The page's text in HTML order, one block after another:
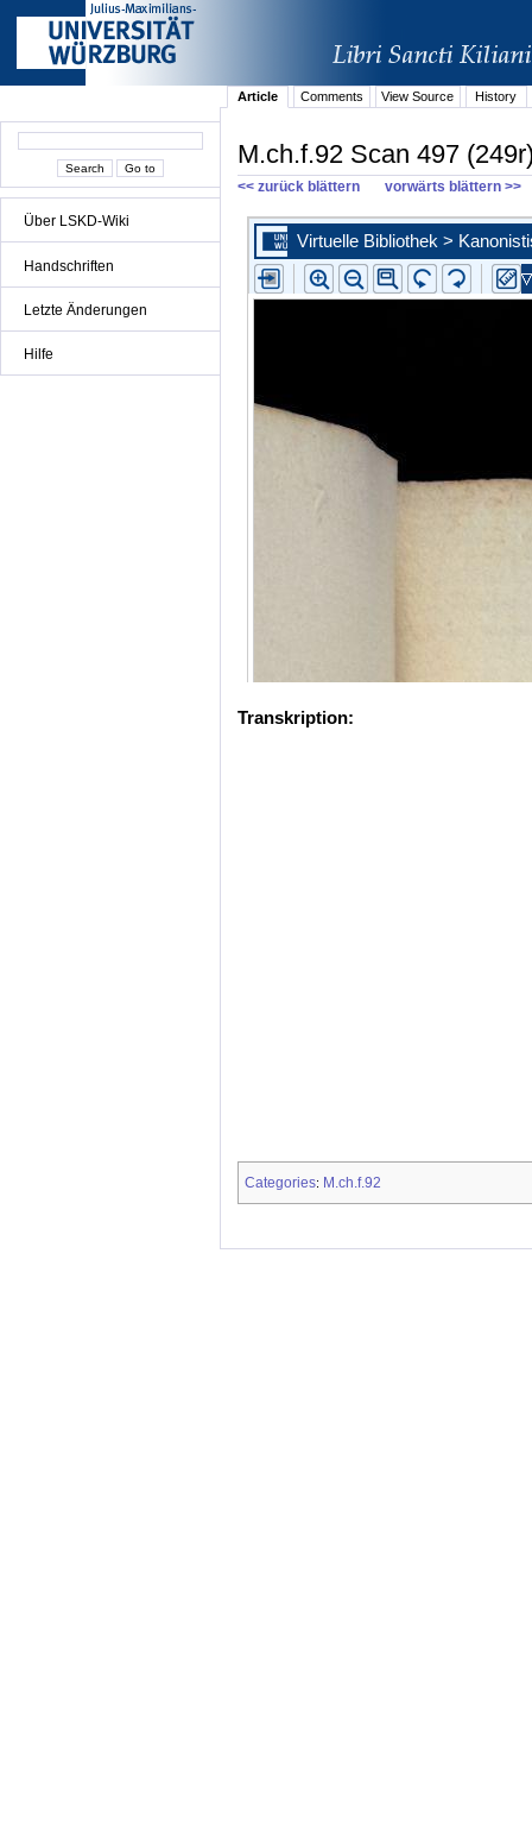
Über LSKD-Wiki
Handschriften
Letzte Änderungen
Hilfe
Article Comments View Source History
M.ch.f.92 Scan 497
<< zurück blättern vorwärts blättern >>
Transkription:
Categories: M.ch.f.92